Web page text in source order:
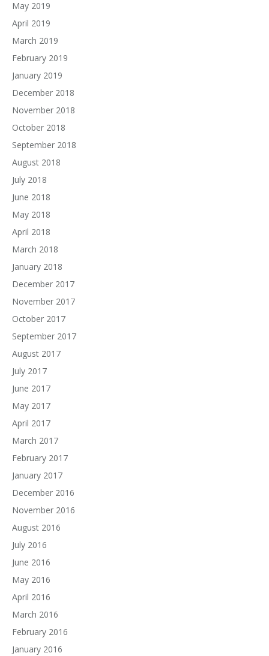
May 2019
April 2019
March 2019
February 2019
January 2019
December 2018
November 2018
October 2018
September 2018
August 2018
July 2018
June 2018
May 2018
April 2018
March 2018
January 2018
December 2017
November 2017
October 2017
September 2017
August 2017
July 2017
June 2017
May 2017
April 2017
March 2017
February 2017
January 2017
December 2016
November 2016
August 2016
July 2016
June 2016
May 2016
April 2016
March 2016
February 2016
January 2016